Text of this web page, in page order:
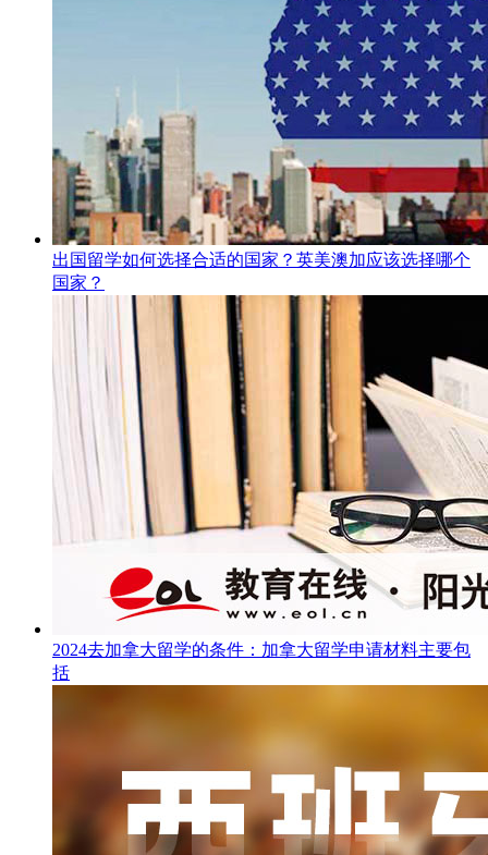
出国留学如何选择合适的国家？英美澳加应该选择哪个
国家？
2024去加拿大留学的条件：加拿大留学申请材料主要包
括